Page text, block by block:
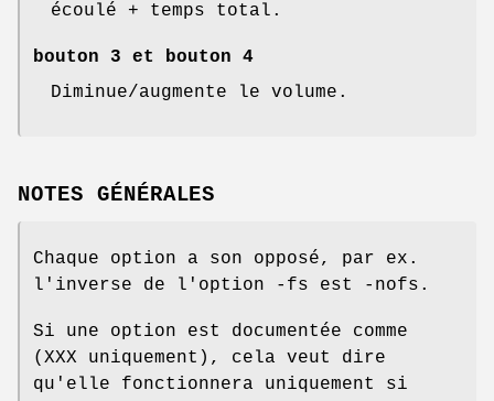
écoulé + temps total.
bouton 3 et bouton 4
Diminue/augmente le volume.
NOTES GÉNÉRALES
Chaque option a son opposé, par ex.
l'inverse de l'option -fs est -nofs.
Si une option est documentée comme
(XXX uniquement), cela veut dire
qu'elle fonctionnera uniquement si